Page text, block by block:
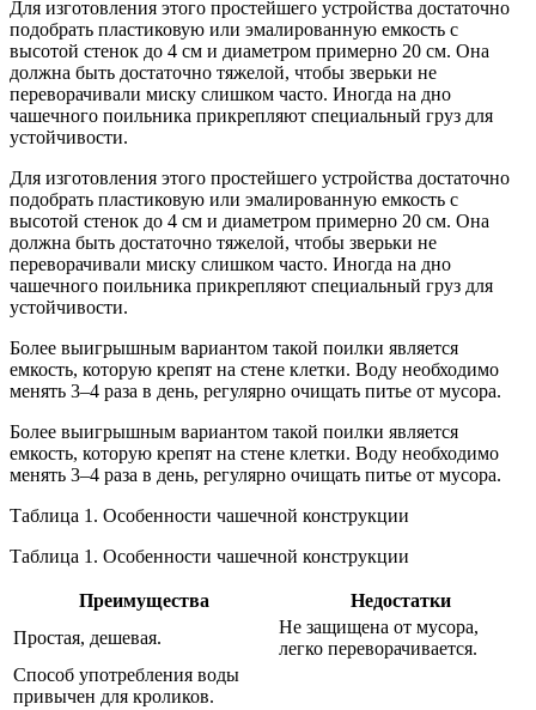
Для изготовления этого простейшего устройства достаточно
подобрать пластиковую или эмалированную емкость с
высотой стенок до 4 см и диаметром примерно 20 см. Она
должна быть достаточно тяжелой, чтобы зверьки не
переворачивали миску слишком часто. Иногда на дно
чашечного поильника прикрепляют специальный груз для
устойчивости.
Для изготовления этого простейшего устройства достаточно
подобрать пластиковую или эмалированную емкость с
высотой стенок до 4 см и диаметром примерно 20 см. Она
должна быть достаточно тяжелой, чтобы зверьки не
переворачивали миску слишком часто. Иногда на дно
чашечного поильника прикрепляют специальный груз для
устойчивости.
Более выигрышным вариантом такой поилки является
емкость, которую крепят на стене клетки. Воду необходимо
менять 3–4 раза в день, регулярно очищать питье от мусора.
Более выигрышным вариантом такой поилки является
емкость, которую крепят на стене клетки. Воду необходимо
менять 3–4 раза в день, регулярно очищать питье от мусора.
Таблица 1. Особенности чашечной конструкции
Таблица 1. Особенности чашечной конструкции
Преимущества
Недостатки
Простая, дешевая.
Не защищена от мусора,
легко переворачивается.
Способ употребления воды
привычен для кроликов.